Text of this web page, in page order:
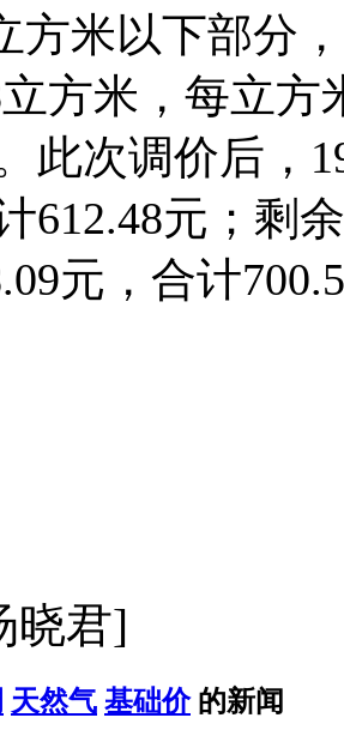
方米以下部分
方米，每立方
此次调价后，
612.48元；剩
元，合计
晓君]
天然气 基础价 的新闻